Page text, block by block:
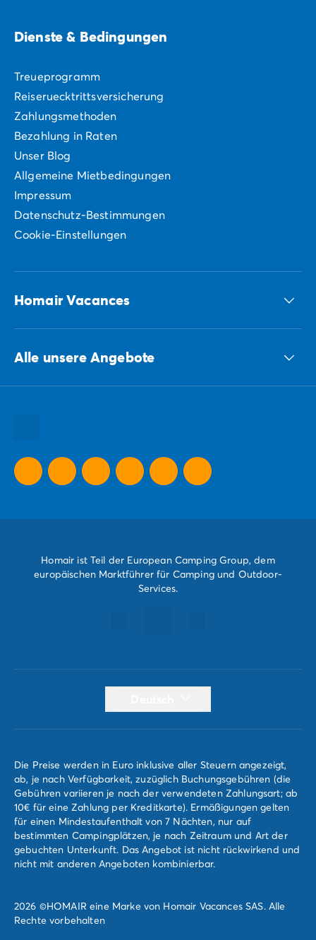
Dienste & Bedingungen
Treueprogramm
Reiseruecktrittsversicherung
Zahlungsmethoden
Bezahlung in Raten
Unser Blog
Allgemeine Mietbedingungen
Impressum
Datenschutz-Bestimmungen
Cookie-Einstellungen
Homair Vacances
Unsere nachhaltigen Verpflichtungen Gruppe
Alle unsere Angebote
Homair ist Teil der European Camping Group, dem
europäischen Marktführer für Camping und Outdoor-
Services.
Die Preise werden in Euro inklusive aller Steuern angezeigt,
ab, je nach Verfügbarkeit, zuzüglich Buchungsgebühren (die
Gebühren variieren je nach der verwendeten Zahlungsart; ab
10€ für eine Zahlung per Kreditkarte). Ermäßigungen gelten
für einen Mindestaufenthalt von 7 Nächten, nur auf
bestimmten Campingplätzen, je nach Zeitraum und Art der
gebuchten Unterkunft. Das Angebot ist nicht rückwirkend und
nicht mit anderen Angeboten kombinierbar.
2026 ©HOMAIR eine Marke von Homair Vacances SAS. Alle
Rechte vorbehalten